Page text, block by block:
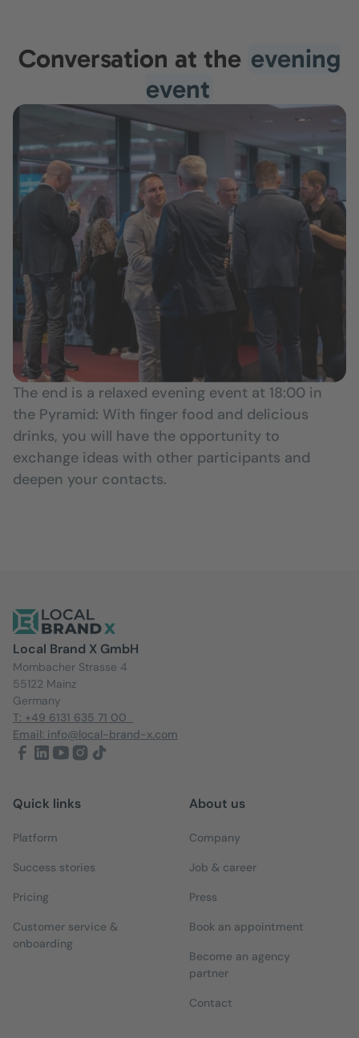
Conversation at the evening
event
The end is a relaxed evening event at 18:00 in
the Pyramid: With finger food and delicious
drinks, you will have the opportunity to
exchange ideas with other participants and
deepen your contacts.
Local Brand X GmbH
Mombacher Strasse 4
55122 Mainz
Germany
T: +49 6131 635 71 00
Email: info@local-brand-x.com
Quick links
Platform
Success stories
Pricing
Customer service &
onboarding
About us
Company
Job & career
Press
Book an appointment
Become an agency
partner
Contact